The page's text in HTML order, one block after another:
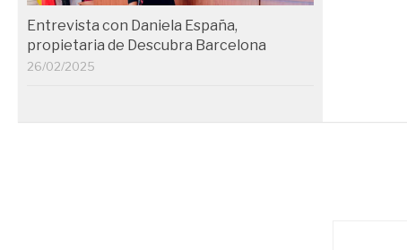
Entrevista con Daniela España,
propietaria de Descubra Barcelona
26/02/2025